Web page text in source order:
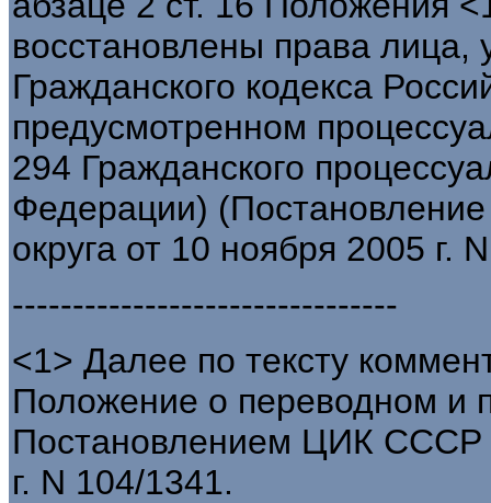
восстановлены права лица,
Гражданского кодекса
предусмотренном
294 Гражданского
Федерации)
округа от 10 ноября 2005
--------------------------------
<1> Далее по тексту
Положение о переводном и
Постановлением ЦИК СССР
г. N 104/1341.